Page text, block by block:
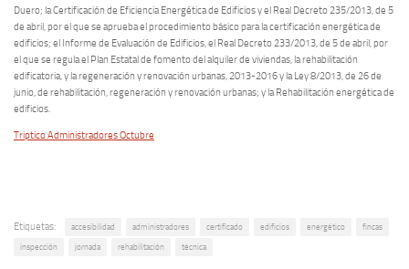
Duero; la Certificación de Eficiencia Energética de Edificios y el Real Decreto 235/2013, de 5
de abril, por el que se aprueba el procedimiento básico para la certificación energética de
edificios; el Informe de Evaluación de Edificios, el Real Decreto 233/2013, de 5 de abril, por
el que se regula el Plan Estatal de fomento del alquiler de viviendas, la rehabilitación
edificatoria, y la regeneración y renovación urbanas, 2013-2016 y la Ley 8/2013, de 26 de
junio, de rehabilitación, regeneración y renovación urbanas; y la Rehabilitación energética de
edificios.
Triptico Administradores Octubre
Etiquetas: accesibilidad administradores certificado edificios energético fincas
inspección jornada rehabilitación técnica